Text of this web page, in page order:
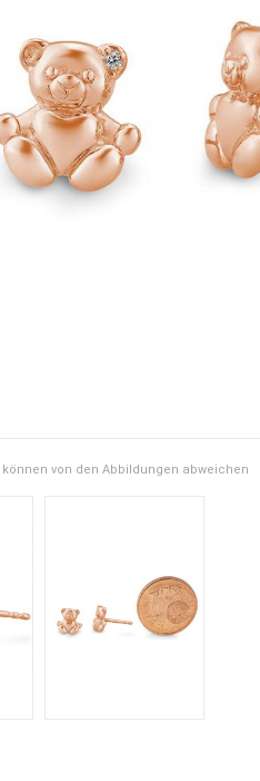
von den Abbildungen abweichen